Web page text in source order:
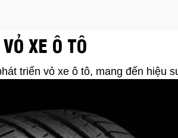
XE Ô TÔ
triển vỏ xe ô tô, mang đến hiệu